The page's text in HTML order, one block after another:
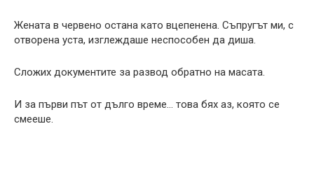
Жената в червено остана като вцепенена. Съпругът ми, с
отворена уста, изглеждаше неспособен да диша.
Сложих документите за развод обратно на масата.
И за първи път от дълго време… това бях аз, която се
смееше.